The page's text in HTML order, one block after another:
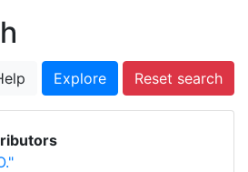
Explore Reset search